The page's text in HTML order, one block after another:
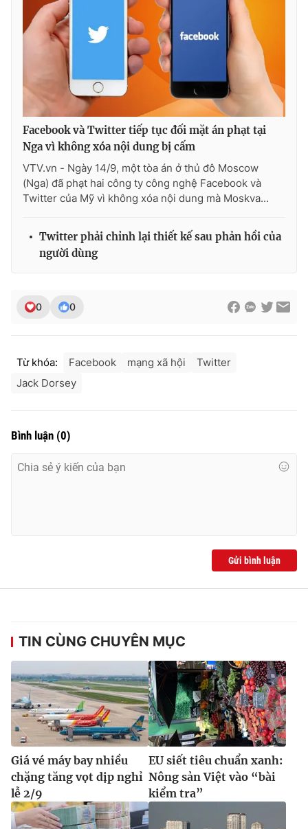
Ðiện thoại Thời báo VTV:
024.66 897 897
Email:
toasoan@vtv.vn
Liên hệ quảng cáo:024-7300.7108
® Cấm sao chép dưới mọi hình thức nếu không có sự chấp
thuận bằng văn bản. Ghi rõ nguồn VTV.vn khi phát hành lại
Facebook và Twitter tiếp tục đối mặt án phạt tại
Nga vì không xóa nội dung bị cấm
VTV.vn - Ngày 14/9, một tòa án ở thủ đô Moscow
(Nga) đã phạt hai công ty công nghệ Facebook và
Twitter của Mỹ vì không xóa nội dung mà Moskva...
Twitter phải chỉnh lại thiết kế sau phản hồi của
người dùng
0 0
Từ khóa: Facebook mạng xã hội
Twitter
Jack Dorsey
Bình luận (0)
Gửi bình luận
TIN CÙNG CHUYÊN MỤC
Giá vé máy bay nhiều
chặng tăng vọt dịp nghỉ
lễ 2/9
EU siết tiêu chuẩn xanh:
Nông sản Việt vào “bài
kiểm tra”